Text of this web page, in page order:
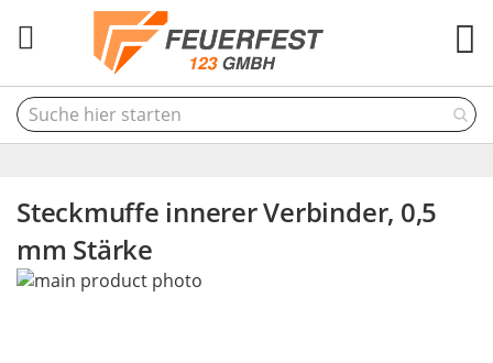
Steckmuffe innerer Verbinder, 0,5
mm Stärke
Skip